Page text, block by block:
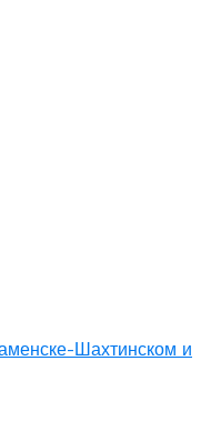
Шахтинском и